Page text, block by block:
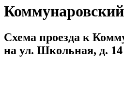
Схема проезда к
на ул. Школьная, д.